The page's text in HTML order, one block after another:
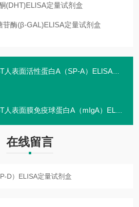
(DHT)ELISA定量试剂盒
苷酶(β-GAL)ELISA定量试剂盒
表面活性蛋白A（SP-A）ELISA定量试剂盒
表面膜免疫球蛋白A（mIgA）ELISA定量试剂盒
在线留言